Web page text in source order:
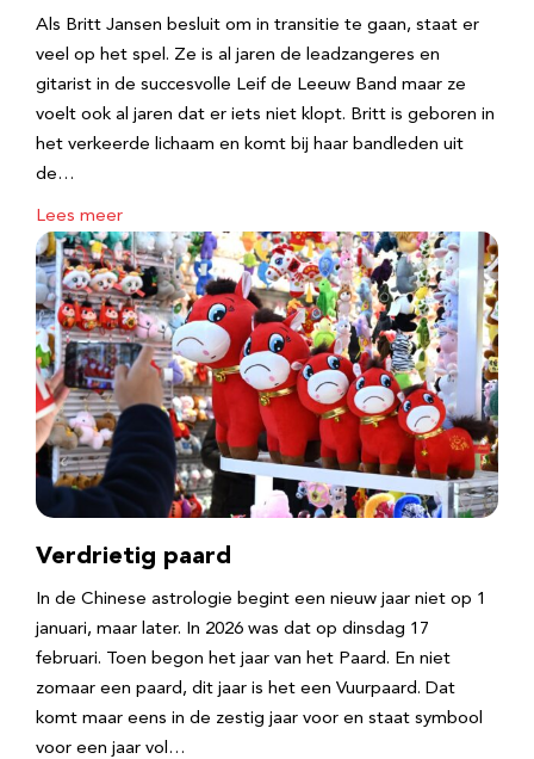
Als Britt Jansen besluit om in transitie te gaan, staat er
veel op het spel. Ze is al jaren de leadzangeres en
gitarist in de succesvolle Leif de Leeuw Band maar ze
voelt ook al jaren dat er iets niet klopt. Britt is geboren in
het verkeerde lichaam en komt bij haar bandleden uit
de…
Lees meer
Verdrietig paard
In de Chinese astrologie begint een nieuw jaar niet op 1
januari, maar later. In 2026 was dat op dinsdag 17
februari. Toen begon het jaar van het Paard. En niet
zomaar een paard, dit jaar is het een Vuurpaard. Dat
komt maar eens in de zestig jaar voor en staat symbool
voor een jaar vol…